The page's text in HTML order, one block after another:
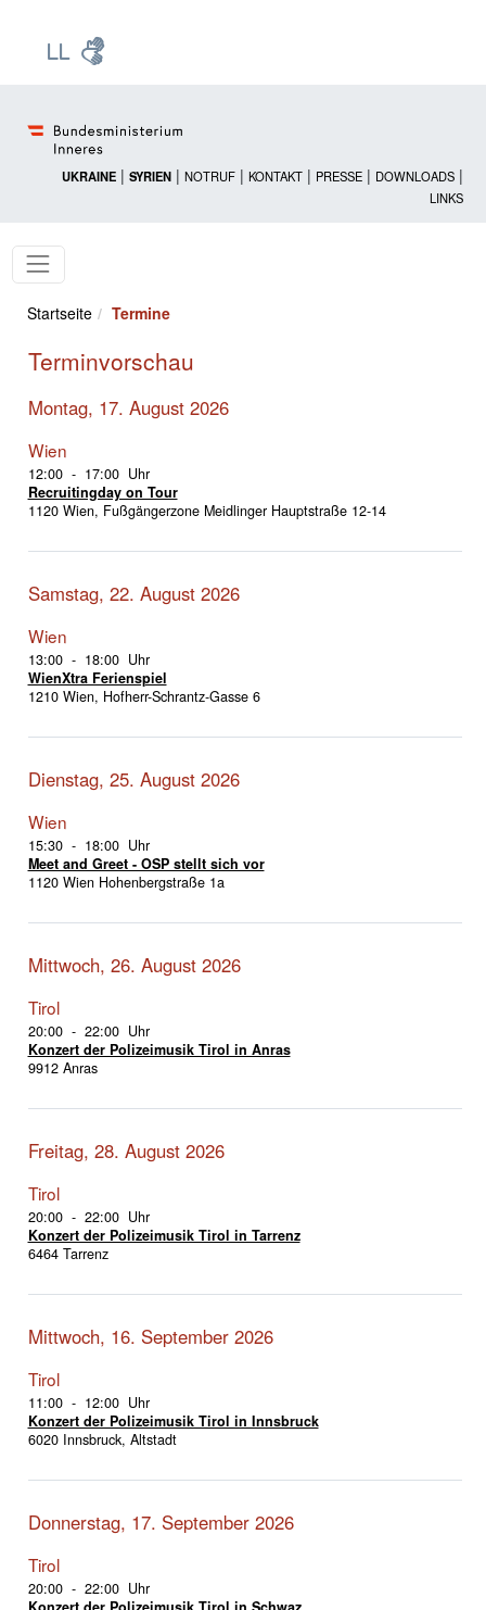
UKRAINE | SYRIEN | NOTRUF | KONTAKT | PRESSE | DOWNLOADS |
LINKS
Startseite Termine
Terminvorschau
Montag, 17. August 2026
Wien
12:00 - 17:00 Uhr
Recruitingday on Tour
1120 Wien, Fußgängerzone Meidlinger Hauptstraße 12-14
Samstag, 22. August 2026
Wien
13:00 - 18:00 Uhr
WienXtra Ferienspiel
1210 Wien, Hofherr-Schrantz-Gasse 6
Dienstag, 25. August 2026
Wien
15:30 - 18:00 Uhr
Meet and Greet - OSP stellt sich vor
1120 Wien Hohenbergstraße 1a
Mittwoch, 26. August 2026
Tirol
20:00 - 22:00 Uhr
Konzert der Polizeimusik Tirol in Anras
9912 Anras
Freitag, 28. August 2026
Tirol
20:00 - 22:00 Uhr
Konzert der Polizeimusik Tirol in Tarrenz
6464 Tarrenz
Mittwoch, 16. September 2026
Tirol
11:00 - 12:00 Uhr
Konzert der Polizeimusik Tirol in Innsbruck
6020 Innsbruck, Altstadt
Donnerstag, 17. September 2026
Tirol
20:00 - 22:00 Uhr